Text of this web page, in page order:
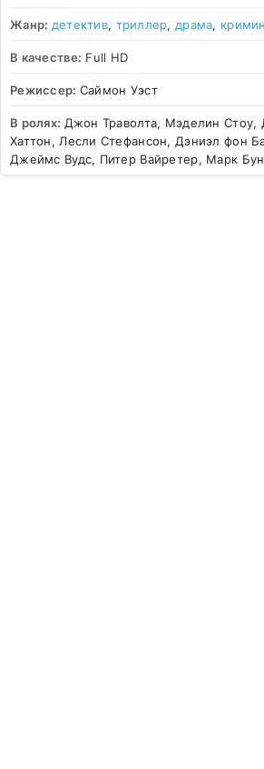
Жанр: детектив, триллер, драма,
В качестве: Full HD
Режиссер: Саймон Уэст
В ролях: Джон Траволта, Мэделин
Хаттон, Лесли Стефансон, Дэниэл фон
Джеймс Вудс, Питер Вайретер, Марк